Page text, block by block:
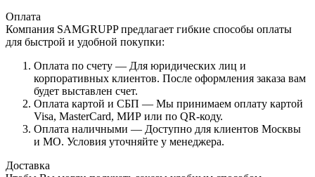
Оплата
Компания SAMGRUPP предлагает гибкие способы оплаты
для быстрой и удобной покупки:
Оплата по счету — Для юридических лиц и
корпоративных клиентов. После оформления заказа вам
будет выставлен счет.
Оплата картой и СБП — Мы принимаем оплату картой
Visa, MasterCard, МИР или по QR-коду.
Оплата наличными — Доступно для клиентов Москвы
и МО. Условия уточняйте у менеджера.
Доставка